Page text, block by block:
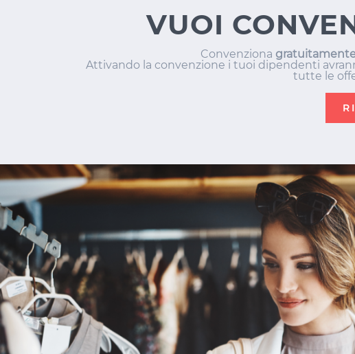
VUOI
Convenziona
Attivando la convenzione i tuoi dipendenti
tutte le